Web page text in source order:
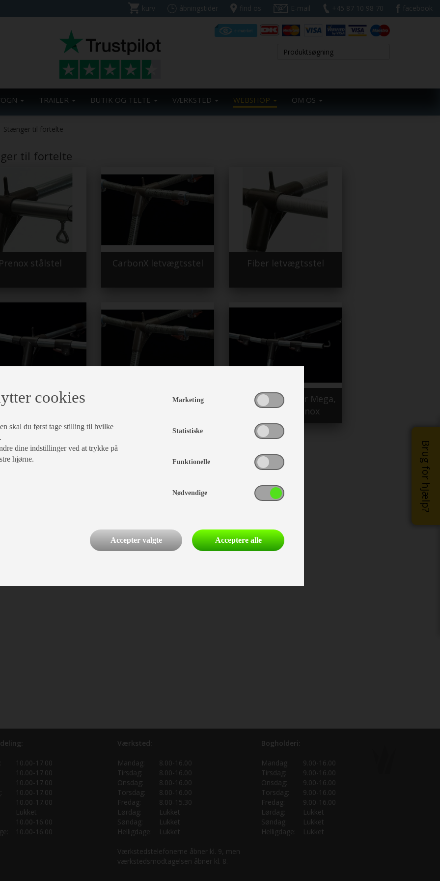
kurv åbningstider find os E-mail +45 87 10 98 70 facebook
TRAILER BUTIK OG TELTE VÆRKSTED WEBSHOP OM OS
Brug for hjælp?
Stænger til fortelte
til fortelte
Prenox stålstel CarbonX letvægtsstel Fiber letvægtsstel
og Zinox stålstel
Løse letvægtsstænger
Løse stålstænger Mega,
Zinox og Prenox
10.00-17.00
10.00-17.00
10.00-17.00
10.00-17.00
10.00-17.00
Lukket
10.00-16.00
10.00-16.00
Værksted:
Mandag:
8.00-16.00
Tirsdag:
8.00-16.00
Onsdag:
8.00-16.00
Torsdag:
8.00-16.00
Fredag:
8.00-15.30
Lørdag:
Lukket
Søndag:
Lukket
Helligdage:
Lukket
Værkstedstelefonerne åbner kl. 9, men
værkstedsmodtagelsen åbner kl. 8.
Bogholderi:
Mandag:
9.00-16.00
Tirsdag:
9.00-16.00
Onsdag:
9.00-16.00
Torsdag:
9.00-16.00
Fredag:
9.00-16.00
Lørdag:
Lukket
Søndag:
Lukket
Helligdage:
Lukket
cookies
skal du først tage stilling til hvilke
dine indstillinger ved at trykke på
hjørne.
Marketing
Statistiske
Funktionelle
Nødvendige
Accepter valgte Acceptere alle